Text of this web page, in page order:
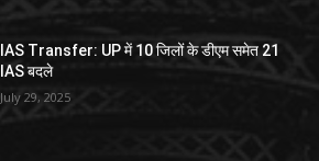
IAS Transfer: UP में 10 जिलों के डीएम समेत 21
IAS बदले
July 29, 2025